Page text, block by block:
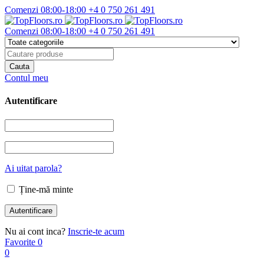
Comenzi 08:00-18:00 +4 0 750 261 491
Comenzi 08:00-18:00 +4 0 750 261 491
Contul meu
Autentificare
Ai uitat parola?
Ține-mă minte
Nu ai cont inca? Inscrie-te acum
Favorite 0
0